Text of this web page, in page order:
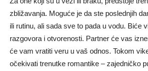
zbližavanja. Moguće je da ste poslednjih
ili rutinu, ali sada sve to pada u vodu. Biće
razgovora i otvorenosti. Partner će vas
će vam vratiti veru u vaš odnos. Tokom
očekivati trenutke romantike – zajedničko